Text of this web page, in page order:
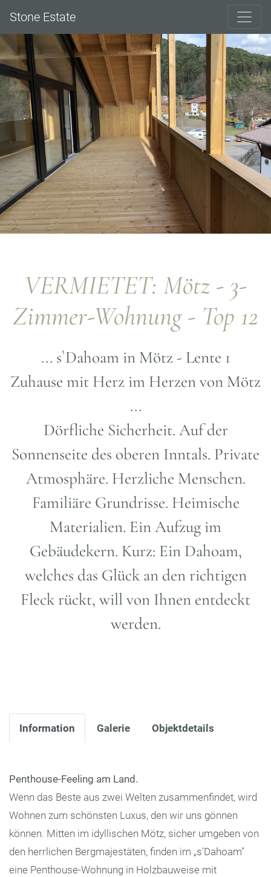
Stone Estate
VERMIETET: Mötz - 3-
Zimmer-Wohnung - Top 12
... s`Dahoam in Mötz - Lente 1
Zuhause mit Herz im Herzen von Mötz
...
Dörfliche Sicherheit. Auf der
Sonnenseite des oberen Inntals. Private
Atmosphäre. Herzliche Menschen.
Familiäre Grundrisse. Heimische
Materialien. Ein Aufzug im
Gebäudekern. Kurz: Ein Dahoam,
welches das Glück an den richtigen
Fleck rückt, will von Ihnen entdeckt
werden.
Information Galerie Objektdetails
Penthouse-Feeling am Land.
Wenn das Beste aus zwei Welten zusammenfindet, wird
Wohnen zum schönsten Luxus, den wir uns gönnen
können. Mitten im idyllischen Mötz, sicher umgeben von
den herrlichen Bergmajestäten, finden im „s'Dahoam"
eine Penthouse-Wohnung in Holzbauweise mit